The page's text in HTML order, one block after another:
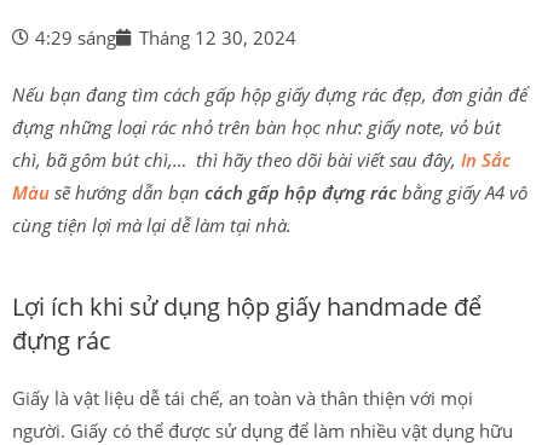
4:29 sáng Tháng 12 30, 2024
Nếu bạn đang tìm cách gấp hộp giấy đựng rác đẹp, đơn giản để
đựng những loại rác nhỏ trên bàn học như: giấy note, vỏ bút
chì, bã gôm bút chì,… thì hãy theo dõi bài viết sau đây, In Sắc
Màu sẽ hướng dẫn bạn cách gấp hộp đựng rác bằng giấy A4 vô
cùng tiện lợi mà lại dễ làm tại nhà.
Lợi ích khi sử dụng hộp giấy handmade để
đựng rác
Giấy là vật liệu dễ tái chế, an toàn và thân thiện với mọi
người. Giấy có thể được sử dụng để làm nhiều vật dụng hữu